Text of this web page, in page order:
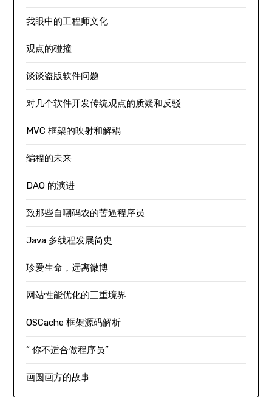
我眼中的工程师文化
观点的碰撞
谈谈盗版软件问题
对几个软件开发传统观点的质疑和反驳
MVC 框架的映射和解耦
编程的未来
DAO 的演进
致那些自嘲码农的苦逼程序员
Java 多线程发展简史
珍爱生命，远离微博
网站性能优化的三重境界
OSCache 框架源码解析
“ 你不适合做程序员”
画圆画方的故事